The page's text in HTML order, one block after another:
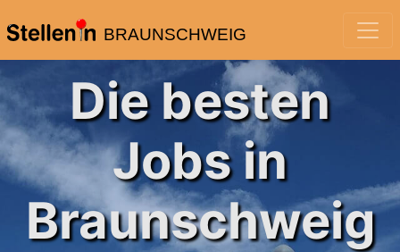
BRAUNSCHWEIG
Die besten
Jobs in
Braunschweig